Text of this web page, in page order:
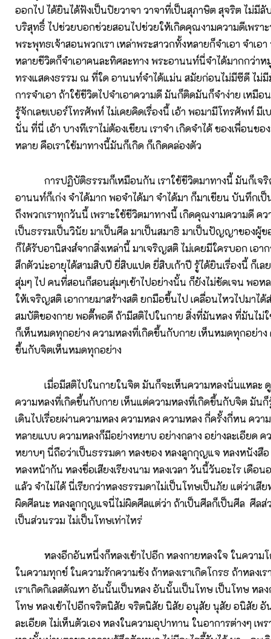
ออกไป ได้ยินได้ฟังเป็นปิยวาจา วาจาที่เป็นสุภาษิต สุจริต ไม่มี
บริสุทธิ์ ไปช่วยบอกช่วยสอนไปช่วยให้เกิดคุณงามความดีเพรา
พระพุทธเจ้าสอนพวกเรา เหล่าพระสาวกทั้งหลายก็จำเอา จำเอา
หลายชีวิตก็จำเอาคนละทิศละทาง พระอานนท์นี่จำได้มากกว่าห
ทรงแสดงธรรม ณ ที่ใด อานนท์จำได้แม่น สมัยก่อนไม่มีซีดี ไม่มี
การจำเอา ถ้าใช้ชีวิตไปจำเอาความดี มันก็ติดมันก็จำง่าย เหมือ
รู้จักเลขเบอร์โทรศัพท์ ไม่เคยคิดเรื่องนี้ เอ้า พอมามีโทรศัพท์ มี
นั่น ที่นี่ เอ้า บางทีเราไม่ต้องเขียน เราจำ เกิดจำได้ ของเพื่อนข
หลาย คือเราใช้มาทางนี้มันก็เกิด ก็เกิดคล่องตัว
การปฏิบัติธรรมก็เหมือนกัน เราใช้ชีวิตมาทางนี้ มันก็เจริ
อานนท์ก็เก่ง จำได้มาก พอจำได้มา จำได้มา ก็มาเขียน บันทึกเ
ถึงพวกเราทุกวันนี้ เพราะใช้ชีวิตมาทางนี้ เกิดคุณงามความดี ค
เป็นธรรมเป็นวินัย มาเป็นศีล มาเป็นสมาธิ มาเป็นปัญญาของผู้ข
ก็ได้รับอานิสงส์จากสิ่งเหล่านี้ มาเจริญสติ ไม่เคยมีใครบอก เอา
สึกตัวน่ะอายุได้สามสิบปี ยี่สิบแปด ยี่สิบเก้าปี รู้ได้ยินเรื่องนี้ ก็เล
สุ่มๆ ไป คนที่สอนก็สอนสุ่มๆเข้าไปอย่างนั้น ก็ยังไม่ชัดเจน พอห
ให้เจริญสติ เอากายมาสร้างสติ ยกมือขึ้นไป เคลื่อนไหวไปมาได้
สมบัติของกาย พอดี๊พอดี ถ้ามีสติไปในกาย สิ่งที่มันหลง ที่มันไม่
ก็เห็นหมดทุกอย่าง ความหลงที่เกิดขึ้นกับกาย เห็นหมดทุกอย่าง
ขึ้นกับจิตเห็นหมดทุกอย่าง
เมื่อมีสติไปในกายในจิต มันก็จะเห็นความหลงนั่นแหละ ดู
ความหลงที่เกิดขึ้นกับกาย เห็นแต่ความหลงที่เกิดขึ้นกับจิต มัน
เดินไปเรื่อยผ่านความหลง ความหลง ความหลง กี่ครั้งกี่หน คว
หลายแบบ ความหลงก็มีอย่างหยาบ อย่างกลาง อย่างละเอียด ค
หยาบๆ นี่ถือว่าเป็นธรรมดา หลงของ หลงลูกกุญแจ หลงหนังสื
หลงหน้ากัน หลงชื่อเสียงเรียงนาม หลงเวลา วันนี้วันอะไร เดือน
แล้ว จำไม่ได้ นี่เรียกว่าหลงธรรมดาไม่เป็นโทษเป็นภัย แต่ว่าเสี
ผิดศีลนะ หลงลูกกุญแจนี่ไม่ผิดศีลแต่ว่า ถ้าเป็นศีลก็เป็นศีล ศีลส่
เป็นส่วนรวม ไม่เป็นโทษเท่าไหร่
หลงอีกอันหนึ่งก็หลงเข้าไปอีก หลงกายหลงใจ ในความโ
ในความทุกข์ ในความรักความชัง ถ้าหลงเราเกิดโกรธ ถ้าหลงเร
เราเกิดกิเลสตัณหา อันนั้นเป็นหลง อันนั้นเป็นโทษ เป็นโทษ หลง
โทษ หลงเข้าไปอีกจริตนิสัย จริตนิสัย นิสัย อนุสัย นุสัย อนิสัย อั
ละเอียด ไม่เห็นตัวเอง หลงในความอุปาทาน ในอาการต่างๆ เพ